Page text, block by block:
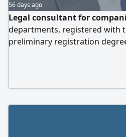
56 days ago
Legal consultant for
departments, registered with
preliminary registration